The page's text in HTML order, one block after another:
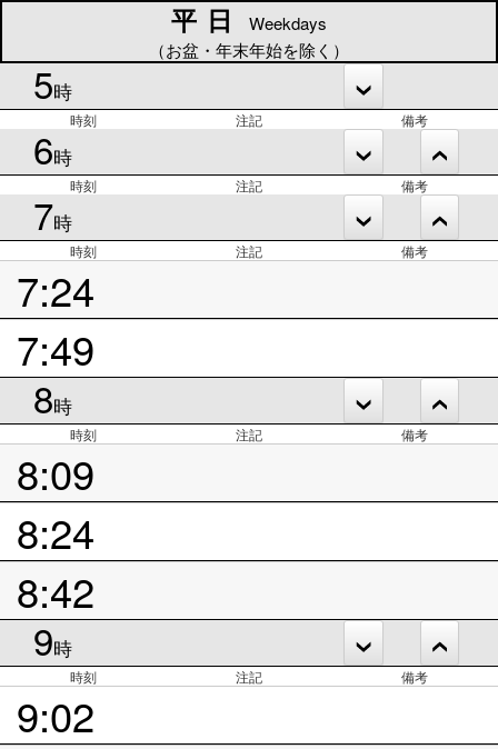
平日
Weekdays
（お盆・年末年始を除く）
5時
時刻 注記 備考
6時
時刻 注記 備考
7時
時刻 注記 備考
7:24
7:49
8時
時刻 注記 備考
8:09
8:24
8:42
9時
時刻 注記 備考
9:02